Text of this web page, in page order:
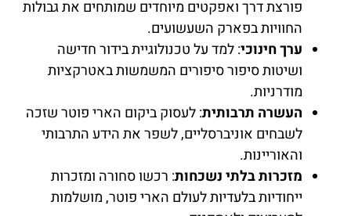
פורצת דרך ואפקטים מיוחדים שמותחים את גבולות
החוויות בפארק השעשועים.
ערך חינוכי: למד על טכנולוגיית בידור חדישה
ושיטות סיפור סיפורים המשמשות באטרקציות
מודרניות.
העשרה תרבותית: לעסוק ביקום הארי פוטר שזכה
לשבחים אוניברסליים, לשפר את הידע התרבותי
והאוריינות.
מזכרות בלתי נשכחות: רכשו סחורה ומזכרות
ייחודיות בלעדיות לעולם הארי פוטר, מושלמות